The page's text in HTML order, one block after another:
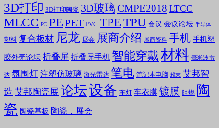
3D打印 3D打印陶瓷 3D玻璃 CMPE2018 LTCC
MLCC PC PE PET PVC TPETPU 会议 会议论坛 半导体
塑料 复合板材 尼龙 展会 展商介绍 展商资料 手机 手机塑
胶外壳论坛 折叠屏 折叠屏手机 智能穿戴材料 毫米波雷
达 氛围灯 注塑仿玻璃 激光雷达 笔电 笔记本电脑 粉末 艾邦智
造 艾邦陶瓷展 论坛设备 车灯 车衣膜 镀膜 阻燃 陶
瓷 陶瓷基板 陶瓷，展会